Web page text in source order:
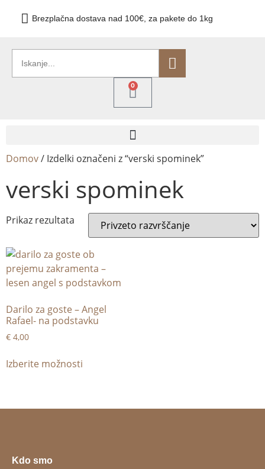
Brezplačna dostava nad 100€, za pakete do 1kg
0
Domov/ Izdelki označeni z “verski spominek”
verski spominek
Prikaz rezultata
Darilo za goste – Angel
Rafael- na podstavku
€ 4,00
Izberite možnosti
Kdo smo